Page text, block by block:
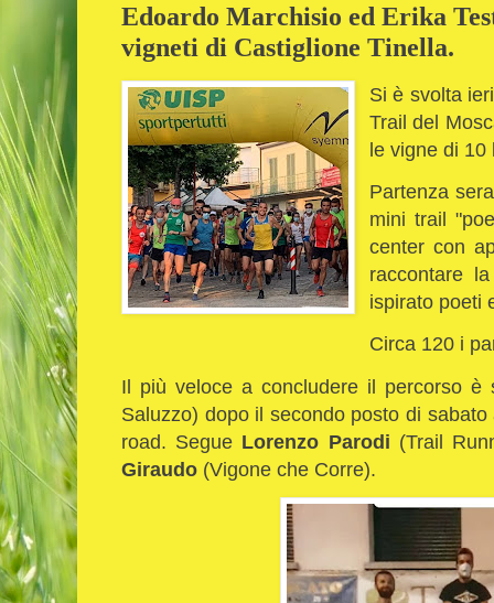
Edoardo Marchisio ed Erika
vigneti di Castiglione Tinella.
Si è svolta
Trail del
le vigne di
Partenza
mini trail
center con
raccontare
ispirato poeti
Circa 120 i
Il più veloce a concludere il percorso
Saluzzo) dopo il secondo posto di
road. Segue Lorenzo Parodi (Trail
Giraudo (Vigone che Corre).